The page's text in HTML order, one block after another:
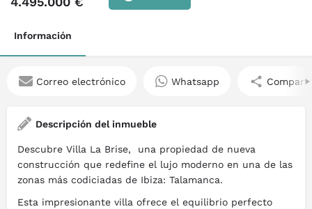
Información
Correo electrónico Whatsapp
Descripción del inmueble
Descubre Villa La Brise, una propiedad de nueva
construcción que redefine el lujo moderno en una de las
zonas más codiciadas de Ibiza: Talamanca.
Esta impresionante villa ofrece el equilibrio perfecto